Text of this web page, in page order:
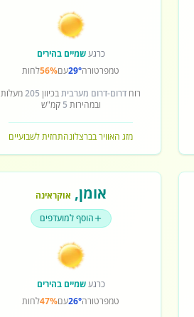
כרגעשמיים בהירים
טמפרטורה29°עם56%לחות
רוח דרום-דרום מערביתבכיוון 205מעלות
ובמהירות 5 קמ"ש
מזג האוויר בברצלונהתחזית לשבועיים
אומן, אוקראינה
הוסף למועדפים
כרגעשמיים בהירים
טמפרטורה26°עם47%לחות